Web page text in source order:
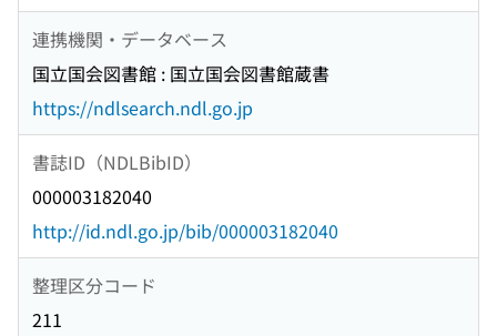
連携機関・データベース
国立国会図書館 : 国立国会図書館蔵書
https://ndlsearch.ndl.go.jp
書誌ID（NDLBibID）
000003182040
http://id.ndl.go.jp/bib/000003182040
整理区分コード
211